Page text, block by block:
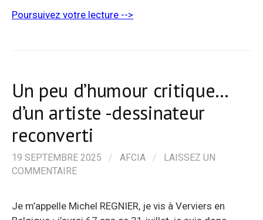
Poursuivez votre lecture -->
Un peu d’humour critique…
d’un artiste -dessinateur
reconverti
19 SEPTEMBRE 2025 / AFCIA /
LAISSEZ UN
COMMENTAIRE
Je m’appelle Michel REGNIER, je vis à Verviers en